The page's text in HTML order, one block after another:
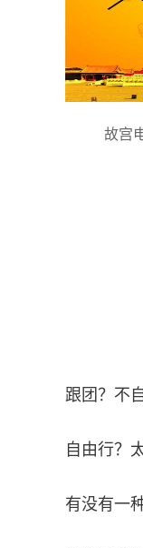
故宫
跟团？不
自由行？
有没有一